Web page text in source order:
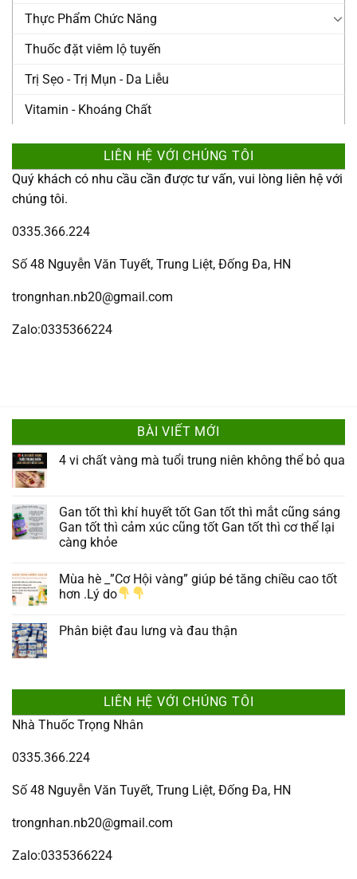
Thực Phẩm Chức Năng
Thuốc đặt viêm lộ tuyến
Trị Sẹo - Trị Mụn - Da Liễu
Vitamin - Khoáng Chất
LIÊN HỆ VỚI CHÚNG TÔI
Quý khách có nhu cầu cần được tư vấn, vui lòng liên hệ với
chúng tôi.
0335.366.224
Số 48 Nguyễn Văn Tuyết, Trung Liệt, Đống Đa, HN
trongnhan.nb20@gmail.com
Zalo:0335366224
BÀI VIẾT MỚI
4 vi chất vàng mà tuổi trung niên không thể bỏ qua
Gan tốt thì khí huyết tốt Gan tốt thì mắt cũng sáng
Gan tốt thì cảm xúc cũng tốt Gan tốt thì cơ thể lại
càng khỏe
Mùa hè _”Cơ Hội vàng” giúp bé tăng chiều cao tốt
hơn .Lý do
Phân biệt đau lưng và đau thận
LIÊN HỆ VỚI CHÚNG TÔI
Nhà Thuốc Trọng Nhân
0335.366.224
Số 48 Nguyễn Văn Tuyết, Trung Liệt, Đống Đa, HN
trongnhan.nb20@gmail.com
Zalo:0335366224